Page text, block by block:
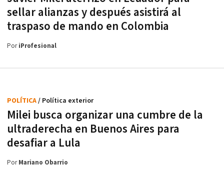
sellar alianzas y después asistirá al
traspaso de mando en Colombia
PoriProfesional
Milei busca organizar una cumbre de la
ultraderecha en Buenos Aires para
desafiar a Lula
POLÍTICA/ Política exterior
PorMariano Obarrio